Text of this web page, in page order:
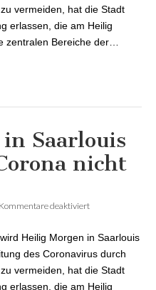
vermeiden, hat die Stadt
erlassen, die am Heilig
zentralen Bereiche der…
Saarlouis
nicht
Kommentare deaktiviert
nicht statt
Heilig Morgen in Saarlouis
des Coronavirus durch
vermeiden, hat die Stadt
erlassen, die am Heilig